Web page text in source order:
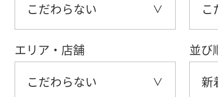
こだわらない こ
エリア・店舗
こだわらない
並び
新